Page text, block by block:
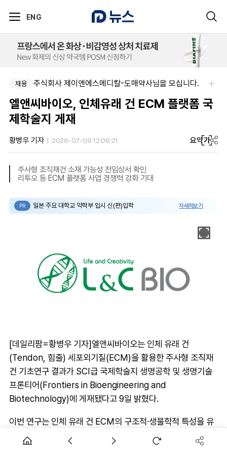
ENG
채용 주식회사 제이앤에스메디칼-도매약사님을 모십니다.
엘앤씨바이오, 인체유래 건 ECM 플랫폼 국
제학술지 게재
황병우 기자 2026-07-09 12:06:21 요약가
주사형 조직재건 소재 가능성 전임상서 확인
리투오 등 ECM 플랫폼 사업 경쟁력 강화 기대
PR 일본 주요 대학교 약학부 입시 신(편)입학 자세히보기
[데일리팜=황병우 기자]엘앤씨바이오는 인체 유래 건
(Tendon, 힘줄) 세포외기질(ECM)을 활용한 주사형 조직재
건 기초연구 결과가 SCI급 국제학술지 생명공학 및 생명기술
프론티어(Frontiers in Bioengineering and
Biotechnology)에 게재됐다고 9일 밝혔다.
이번 연구는 인체 유래 건 ECM의 구조적·생물학적 특성을 유
지하면서 최소침습 방식으로 적용 가능한 주사형 조직재건 소
재로 구현할 수 있음을 확인한 것이 핵심이다.